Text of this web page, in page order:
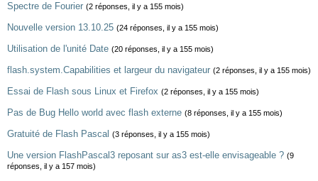
Spectre de Fourier (2 réponses, il y a 155 mois)
Nouvelle version 13.10.25 (24 réponses, il y a 155 mois)
Utilisation de l'unité Date (20 réponses, il y a 155 mois)
flash.system.Capabilities et largeur du navigateur (2 réponses, il y a 155 mois)
Essai de Flash sous Linux et Firefox (2 réponses, il y a 155 mois)
Pas de Bug Hello world avec flash externe (8 réponses, il y a 155 mois)
Gratuité de Flash Pascal (3 réponses, il y a 155 mois)
Une version FlashPascal3 reposant sur as3 est-elle envisageable ? (9
réponses, il y a 157 mois)